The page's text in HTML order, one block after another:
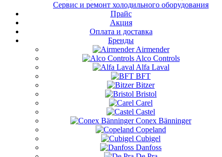
Сервис и ремонт холодильного оборудования
Прайс
Акция
Оплата и доставка
Бренды
Airmender
Alco Controls
Alfa Laval
BFT
Bitzer
Bristol
Carel
Castel
Conex Bänninger
Copeland
Cubigel
Danfoss